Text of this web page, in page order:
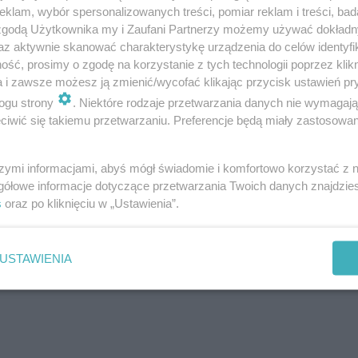
(rozpoczęcie kursu na tym przystanku) i
o godz. 16:02).
o 11:58 ze Spręcowa do Michelin Biuro oraz o
do Spręcowa o 11:47).
Dróg, Zieleni i Transportu w Olsztynie.
dziesięć gatunków jadalnych grzybó…
wybór spersonalizowanych treści, pomiar reklam i treści,
Użytkownika my i Zaufani Partnerzy możemy używać
aktywnie skanować charakterystykę urządzenia do celów
prosimy o zgodę na korzystanie z tych technologii poprzez
i zawsze możesz ją zmienić/wycofać klikając przycisk ustawień
strony
. Niektóre rodzaje przetwarzania danych nie
się takiemu przetwarzaniu. Preferencje będą miały
informacjami, abyś mógł świadomie i komfortowo korzystać z
informacje dotyczące przetwarzania Twoich danych
oraz po kliknięciu w „Ustawienia”.
USTAWIENIA